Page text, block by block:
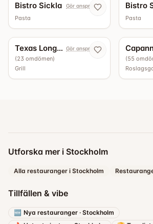
Bistro Sickla Gör anspråk nu
Pasta Pasta
5.0
Texas Longhorn Roslagsgatan Gör anspråk nu
(23 omdömen)
Grill
(55
Utforska mer i Stockholm
Alla restauranger i Stockholm
Tillfällen & vibe
🆕 Nya restauranger · Stockholm